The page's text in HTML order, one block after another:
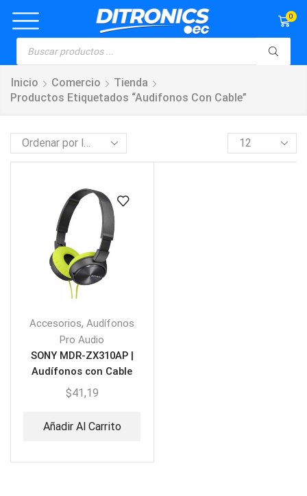
0
Inicio Comercio
Tienda
Productos Etiquetados “audifonos Con Cable”
Accesorios,Audífonos
Pro Audio
SONY MDR-ZX310AP |
Audífonos con Cable
$41,19
Añadir Al Carrito